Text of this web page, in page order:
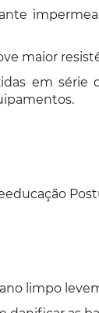
maior
em série
limpo